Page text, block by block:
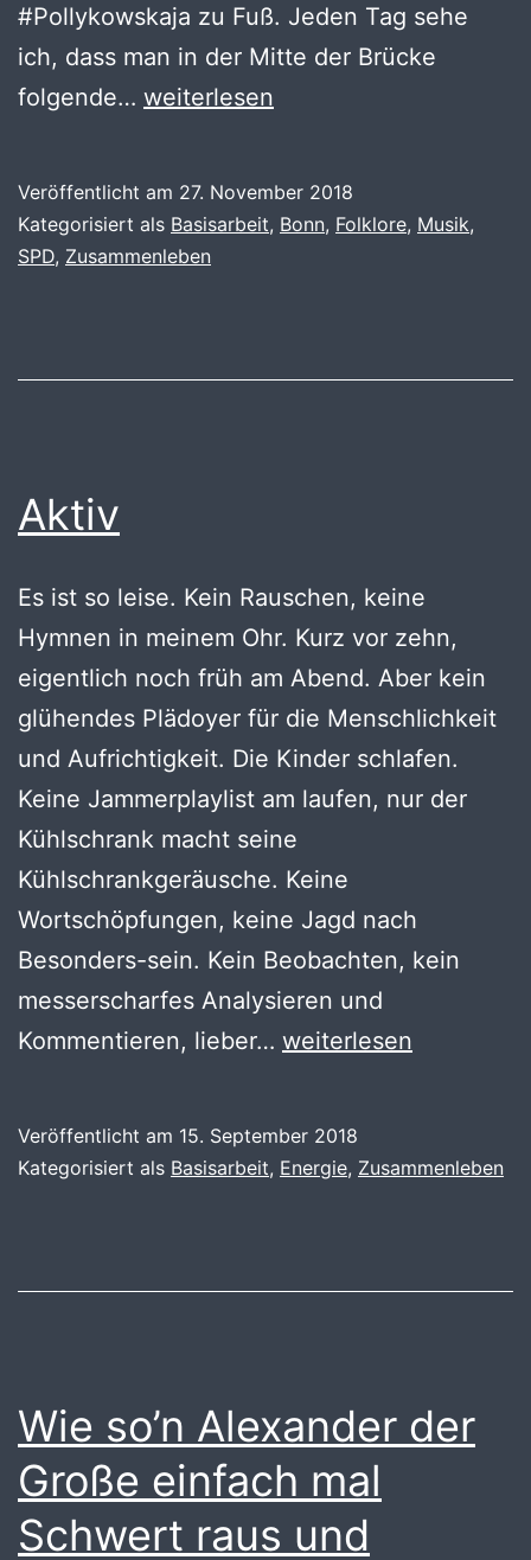
#Pollykowskaja zu Fuß. Jeden Tag sehe
ich, dass man in der Mitte der Brücke
folgende… Sur
de
Bonn
weiterlesen
Veröffentlicht am 27. November 2018
Kategorisiert als Basisarbeit, Bonn, Folklore, Musik,
SPD, Zusammenleben
Aktiv
Es ist so leise. Kein Rauschen, keine
Hymnen in meinem Ohr. Kurz vor zehn,
eigentlich noch früh am Abend. Aber kein
glühendes Plädoyer für die Menschlichkeit
und Aufrichtigkeit. Die Kinder schlafen.
Keine Jammerplaylist am laufen, nur der
Kühlschrank macht seine
Kühlschrankgeräusche. Keine
Wortschöpfungen, keine Jagd nach
Besonders-sein. Kein Beobachten, kein
messerscharfes Analysieren und
Kommentieren, lieber… Aktiv
weiterlesen
Veröffentlicht am 15. September 2018
Kategorisiert als Basisarbeit, Energie, Zusammenleben
Wie so’n Alexander der
Große einfach mal
Schwert raus und